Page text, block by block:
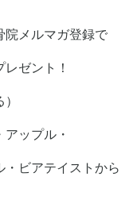
院メルマガ登録で
レゼント！
ップル・
・ビアテイストから